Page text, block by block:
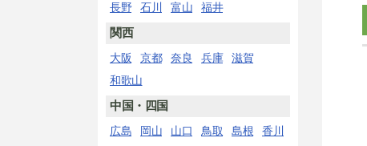
長野
石川 富山 福井
関西
大阪 京都 奈良 兵庫
滋賀
和歌山
中国・四国
広島 岡山 山口 鳥取 島根
香川